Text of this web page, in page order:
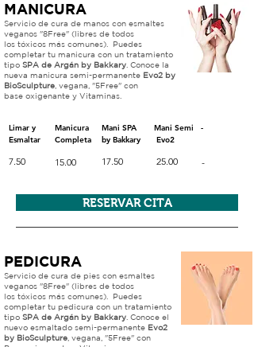
MANICURA
Servicio de cura de manos con esmaltes
veganos "8Free" (libres de todos
los tóxicos más comunes)
Puedes
completar tu manicura con un tratamiento
tipo SPA de Argán by Bakkary . Conoce la
nueva manicura semi-permanente Evo2 by
BioSculpture , vegana, "5Free" con
base oxigenante y Vitaminas.
Limar y
Esmaltar
Manicura
Completa
Mani SPA
by Bakkary
Mani Semi
Evo2
-
7.50 15.00 17.50 25.00 -
RESERVAR CITA
PEDICURA
Servicio de cura de pies con esmaltes
veganos "8Free" (libres de todos
los tóxicos más comunes)
Puedes
completar tu pedicura con un tratamiento
tipo SPA de Argán by Bakkary . Conoce el
nuevo esmaltado semi-permanente Evo2
by BioSculpture , vegana, "5Free" con